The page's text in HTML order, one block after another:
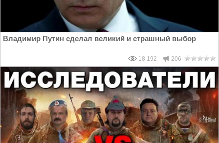
Владимир Путин сделал великий и страшный выбор
18 192 206